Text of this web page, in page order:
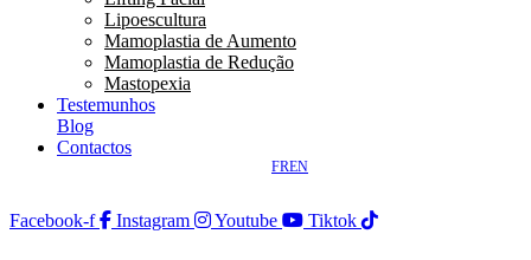
Lipoescultura
Mamoplastia de Aumento
Mamoplastia de Redução
Mastopexia
Testemunhos
Blog
Contactos
EN
FR
Facebook-f Instagram Youtube Tiktok